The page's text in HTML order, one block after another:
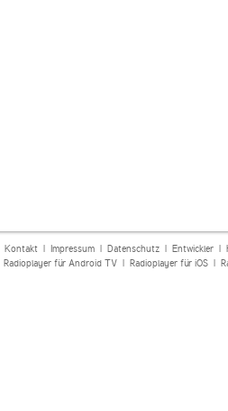
Kontakt| Impressum| Datenschutz| Entwickler|
Radioplayer für Android TV| Radioplayer für iOS|